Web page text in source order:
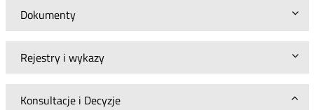
Dokumenty
Rejestry i wykazy
Konsultacje i Decyzje